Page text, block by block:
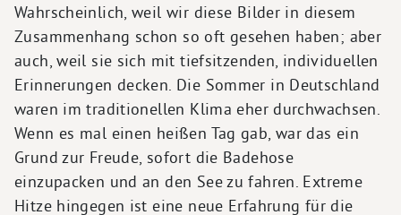
Wahrscheinlich, weil wir diese Bilder in diesem
Zusammenhang schon so oft gesehen haben; aber
auch, weil sie sich mit tiefsitzenden, individuellen
Erinnerungen decken. Die Sommer in Deutschland
waren im traditionellen Klima eher durchwachsen.
Wenn es mal einen heißen Tag gab, war das ein
Grund zur Freude, sofort die Badehose
einzupacken und an den See zu fahren. Extreme
Hitze hingegen ist eine neue Erfahrung für die